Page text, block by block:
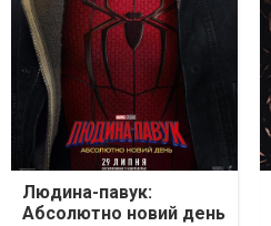
Людина-павук:
Абсолютно новий день